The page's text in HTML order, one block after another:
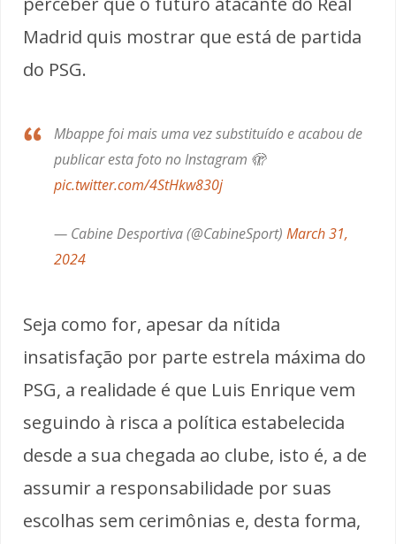
Madrid quis mostrar que está de partida
do PSG.
Mbappe foi mais uma vez substituído e acabou de
publicar esta foto no Instagram 🫣
pic.twitter.com/4StHkw830j
— Cabine Desportiva (@CabineSport) March 31,
2024
Seja como for, apesar da nítida
insatisfação por parte estrela máxima do
PSG, a realidade é que Luis Enrique vem
seguindo à risca a política estabelecida
desde a sua chegada ao clube, isto é, a de
assumir a responsabilidade por suas
escolhas sem cerimônias e, desta forma,